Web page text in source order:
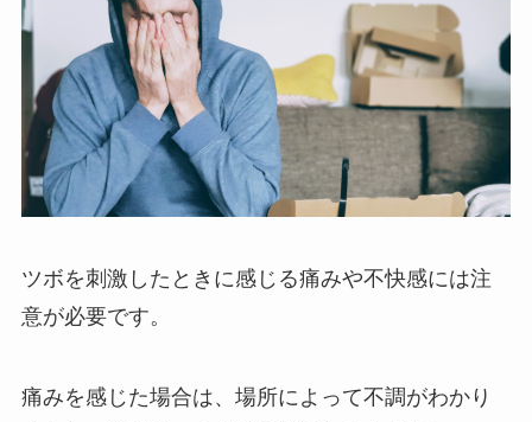
ツボを刺激したときに感じる痛みや不快感には注
意が必要です。
痛みを感じた場合は、場所によって不調がわかり